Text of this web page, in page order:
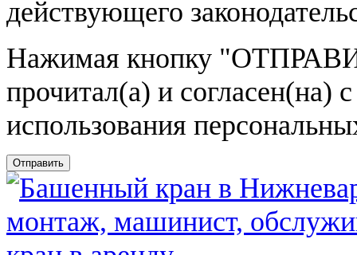
действующего
Нажимая кнопку
прочитал(а) и согласен(на)
использования
Отправить